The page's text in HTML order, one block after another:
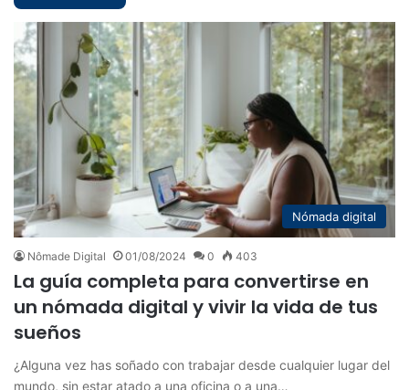
Nómada digital
Nômade Digital 01/08/2024 0 403
La guía completa para convertirse en
un nómada digital y vivir la vida de tus
sueños
¿Alguna vez has soñado con trabajar desde cualquier lugar del
mundo, sin estar atado a una oficina o a una…